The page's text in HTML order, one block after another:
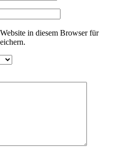
in diesem Browser für